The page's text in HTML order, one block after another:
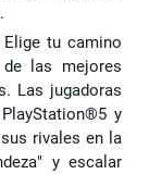
Elige tu camino
las mejores
Las jugadoras
y
rivales en la
y escalar